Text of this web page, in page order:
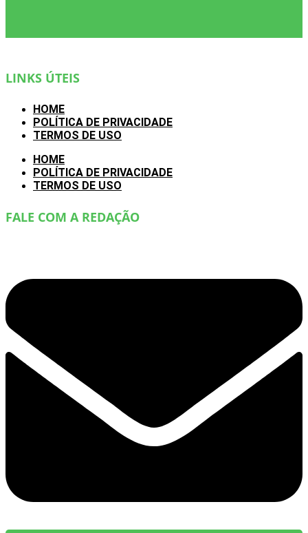
LINKS ÚTEIS
HOME
POLÍTICA DE PRIVACIDADE
TERMOS DE USO
HOME
POLÍTICA DE PRIVACIDADE
TERMOS DE USO
FALE COM A REDAÇÃO